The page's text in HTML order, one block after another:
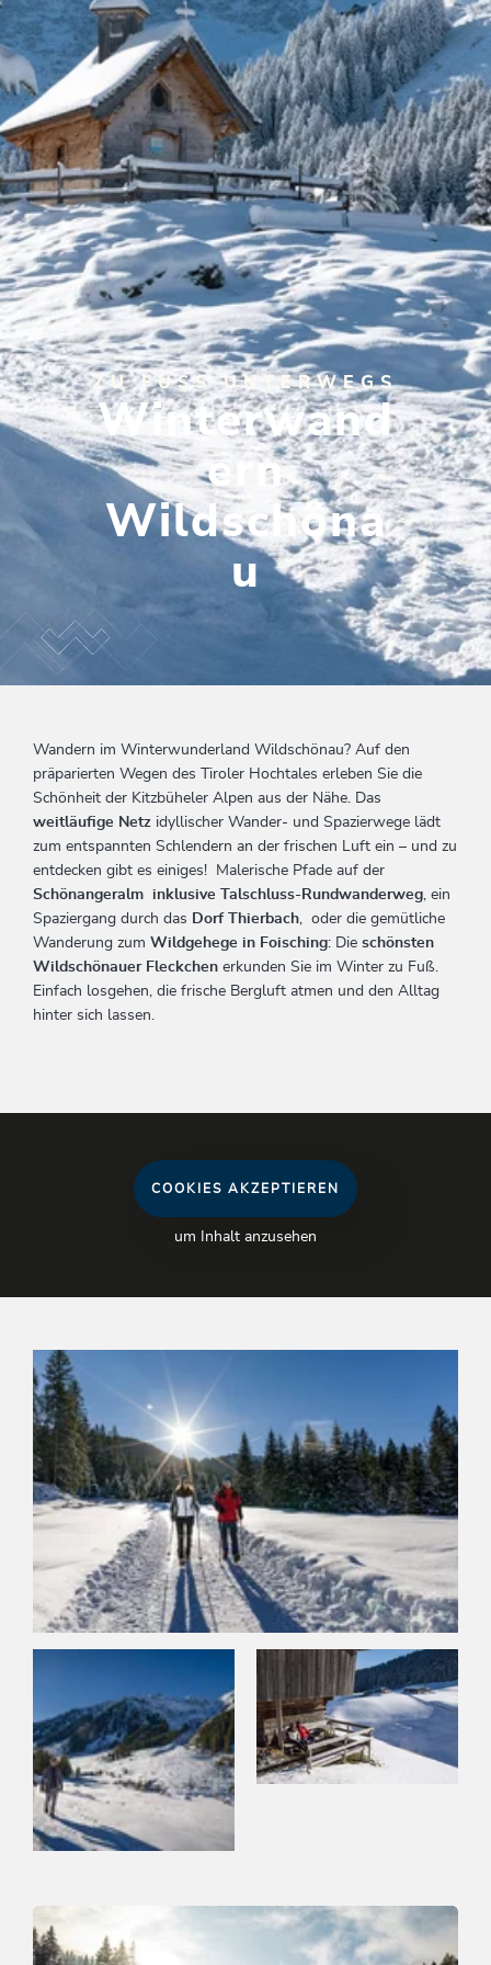
ZU FUSS UNTERWEGS
Winterwand
ern
Wildschöna
u
Wandern im Winterwunderland Wildschönau? Auf den
präparierten Wegen des Tiroler Hochtales erleben Sie die
Schönheit der Kitzbüheler Alpen aus der Nähe. Das
weitläufige Netz idyllischer Wander- und Spazierwege lädt
zum entspannten Schlendern an der frischen Luft ein – und zu
entdecken gibt es einiges! Malerische Pfade auf der
Schönangeralm inklusive Talschluss-Rundwanderweg , ein
Spaziergang durch das Dorf Thierbach , oder die gemütliche
Wanderung zum Wildgehege in Foisching: Die schönsten
Wildschönauer Fleckchen erkunden Sie im Winter zu Fuß.
Einfach losgehen, die frische Bergluft atmen und den Alltag
hinter sich lassen.
COOKIES AKZEPTIEREN
um Inhalt anzusehen